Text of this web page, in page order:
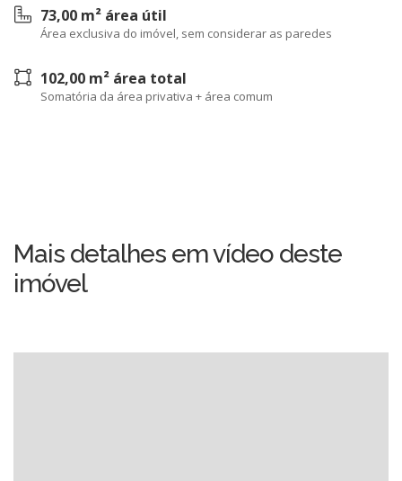
73,00 m² área útil
Área exclusiva do imóvel, sem considerar as paredes
102,00 m² área total
Somatória da área privativa + área comum
Mais detalhes em vídeo deste
imóvel